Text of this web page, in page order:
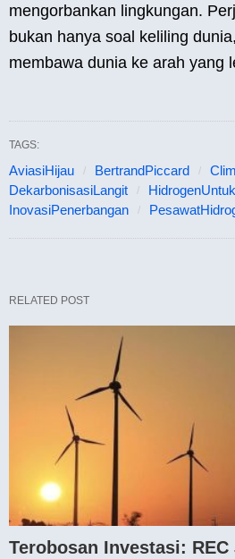
mengorbankan lingkungan.
bukan hanya soal keliling
membawa dunia ke arah yang
TAGS:
AviasiHijau BertrandPiccard
DekarbonisasiLangit
InovasiPenerbangan
RELATED POST
Terobosan Investasi: